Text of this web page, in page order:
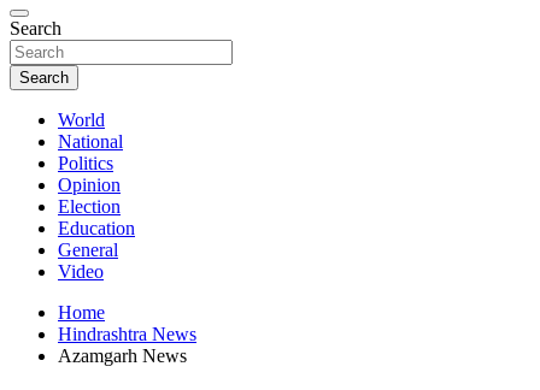
Search
Search
World
National
Politics
Opinion
Election
Education
General
Video
Home
Hindrashtra News
Azamgarh News